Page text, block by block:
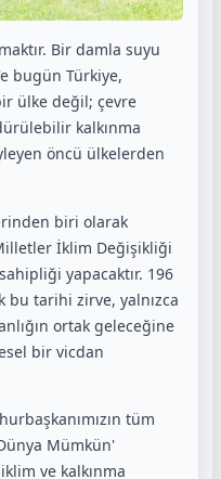
Bir damla suyu
bugün Türkiye,
ülke değil; çevre
kalkınma
öncü ülkelerden
biri olarak
İklim Değişikliği
yapacaktır. 196
tarihi zirve, yalnızca
ortak geleceğine
bir vicdan
tüm
Mümkün'
ve kalkınma